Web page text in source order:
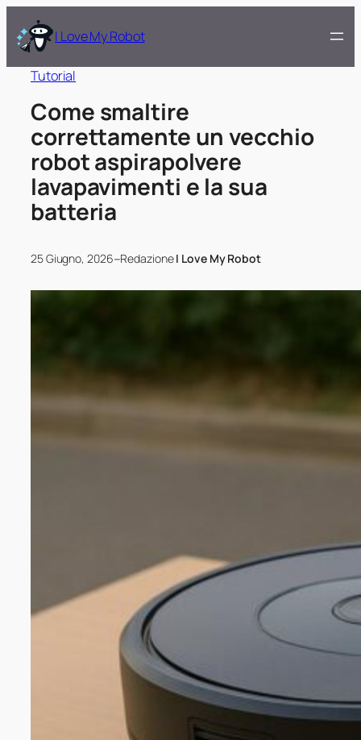
I Love My Robot
Tutorial
Come smaltire
correttamente un vecchio
robot aspirapolvere
lavapavimenti e la sua
batteria
25 Giugno, 2026–RedazioneI Love My Robot